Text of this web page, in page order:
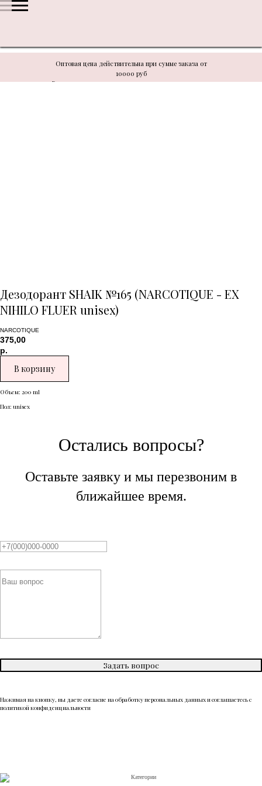
Оптовая цена действительна при сумме заказа от
10000 руб
В связи с техническими моментами цену уточнять у
Дезодорант SHAIK №165 (NARCOTIQUE - EX
NIHILO FLUER unisex)
NARCOTIQUE
375,00
р.
В корзину
Объем: 200 ml
Пол: unisex
Остались вопросы?
Оставьте заявку и мы перезвоним в
ближайшее время.
Задать вопрос
Нажимая на кнопку, вы даете согласие на обработку персональных данных и соглашаетесь c
политикой конфиденциальности
Категории